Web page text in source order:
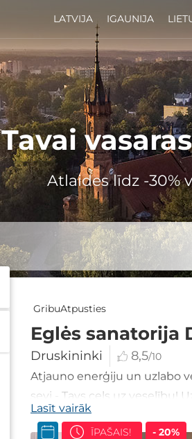
LATVIJA IGAUNIJA
Tavai
Atlaides līdz -30%
GribuAtpusties
Eglės sanatorija
Druskininki 8,5/10
Atjauno enerģiju un uzlabo
sevi - Tavs ceļs uz veselību!
Lasīt vairāk
ĪPAŠAIS! - 20%